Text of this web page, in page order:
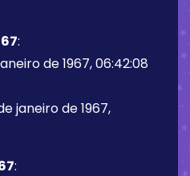
:
de 1967, 06:42:08
janeiro de 1967,
: